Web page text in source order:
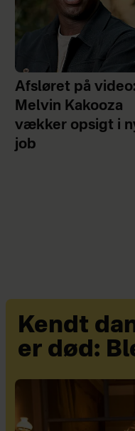
Afsløret på video:
Melvin Kakooza
vækker opsigt i
job
Kendt
er død: